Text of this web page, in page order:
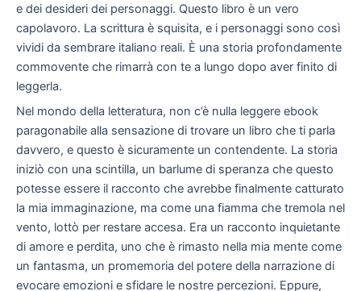
e dei desideri dei personaggi. Questo libro è un vero
capolavoro. La scrittura è squisita, e i personaggi sono così
vividi da sembrare italiano reali. È una storia profondamente
commovente che rimarrà con te a lungo dopo aver finito di
leggerla.
Nel mondo della letteratura, non c’è nulla leggere ebook
paragonabile alla sensazione di trovare un libro che ti parla
davvero, e questo è sicuramente un contendente. La storia
iniziò con una scintilla, un barlume di speranza che questo
potesse essere il racconto che avrebbe finalmente catturato
la mia immaginazione, ma come una fiamma che tremola nel
vento, lottò per restare accesa. Era un racconto inquietante
di amore e perdita, uno che è rimasto nella mia mente come
un fantasma, un promemoria del potere della narrazione di
evocare emozioni e sfidare le nostre percezioni. Eppure,